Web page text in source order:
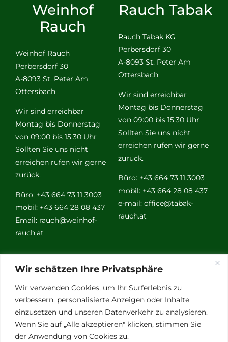
Wir schätzen Ihre Privatsphäre
Wir verwenden Cookies, um Ihr Surferlebnis zu
verbessern, personalisierte Anzeigen oder Inhalte
einzusetzen und unseren Datenverkehr zu analysieren.
Wenn Sie auf „Alle akzeptieren" klicken, stimmen Sie
der Anwendung von Cookies zu.
Weinhof
Rauch
Weinhof Rauch
Perbersdorf 30
A-8093 St. Peter Am
Ottersbach
Wir sind erreichbar
Montag bis Donnerstag
von 09:00 bis 15:30 Uhr
Sollten Sie uns nicht
erreichen rufen wir gerne
zurück.
Büro: +43 664 73 11 3003
mobil: +43 664 28 08 437
Email: rauch@weinhof-
rauch.at
Rauch Tabak
Rauch Tabak KG
Perbersdorf 30
A-8093 St. Peter Am
Ottersbach
Wir sind erreichbar
Montag bis Donnerstag
von 09:00 bis 15:30 Uhr
Sollten Sie uns nicht
erreichen rufen wir gerne
zurück.
Büro: +43 664 73 11 3003
mobil: +43 664 28 08 437
e-mail: office@tabak-
rauch.at
Weitere
Links
Vino Vitalis
Ottersbachtal
Partnerbetriebe